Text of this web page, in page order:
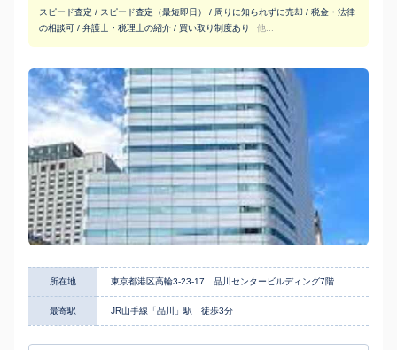
スピード査定 / スピード査定（最短即日） / 周りに知られずに売却 / 税金・法律
の相談可 / 弁護士・税理士の紹介 / 買い取り制度あり
他...
所在地 東京都港区高輪3-23-17 品川センタービルディング7階
最寄駅 JR山手線「品川」駅 徒歩3分